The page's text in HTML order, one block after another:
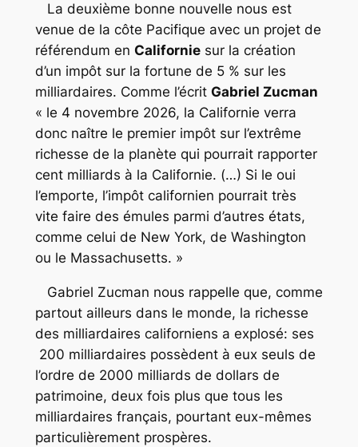
La deuxième bonne nouvelle nous est
venue de la côte Pacifique avec un projet de
référendum en Californiesur la création
d’un impôt sur la fortune de 5 % sur les
milliardaires. Comme l’écrit Gabriel Zucman
« le 4 novembre 2026, la Californie verra
donc naître le premier impôt sur l’extrême
richesse de la planète qui pourrait rapporter
cent milliards à la Californie. (…) Si le oui
l’emporte, l’impôt californien pourrait très
vite faire des émules parmi d’autres états,
comme celui de New York, de Washington
ou le Massachusetts. »
Gabriel Zucman nous rappelle que, comme
partout ailleurs dans le monde, la richesse
des milliardaires californiens a explosé: ses
200 milliardaires possèdent à eux seuls de
l’ordre de 2000 milliards de dollars de
patrimoine, deux fois plus que tous les
milliardaires français, pourtant eux-mêmes
particulièrement prospères.